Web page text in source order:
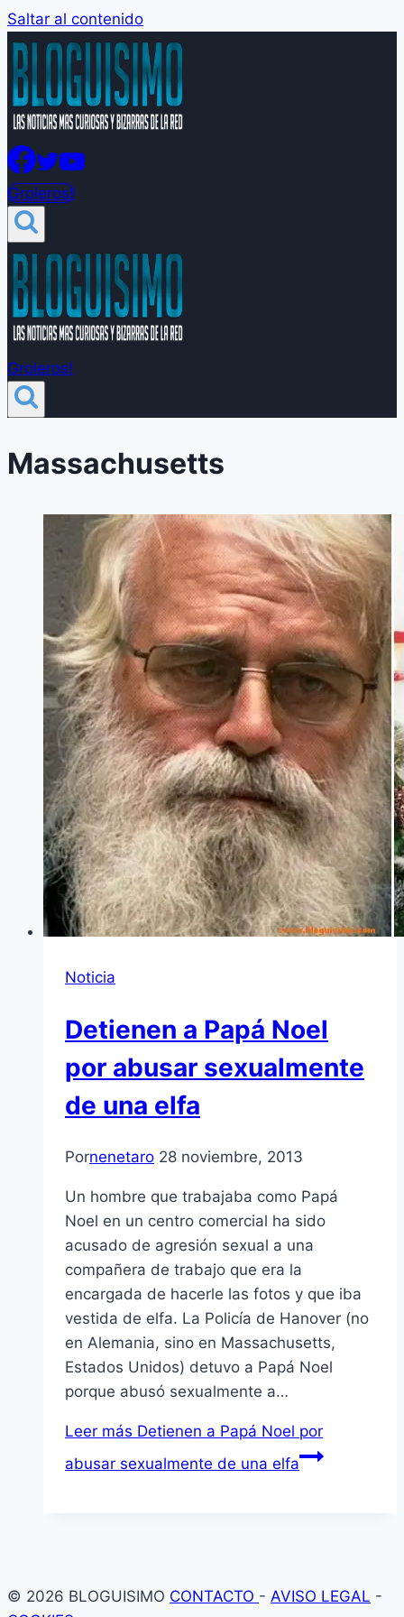
Saltar al contenido
Groleros!
Groleros!
Massachusetts
Noticia
Detienen a Papá Noel
por abusar sexualmente
de una elfa
Pornenetaro 28 noviembre, 2013
Un hombre que trabajaba como Papá
Noel en un centro comercial ha sido
acusado de agresión sexual a una
compañera de trabajo que era la
encargada de hacerle las fotos y que iba
vestida de elfa. La Policía de Hanover (no
en Alemania, sino en Massachusetts,
Estados Unidos) detuvo a Papá Noel
porque abusó sexualmente a…
Leer más Detienen a Papá Noel por
abusar sexualmente de una elfa
© 2026 BLOGUISIMO CONTACTO - AVISO LEGAL -